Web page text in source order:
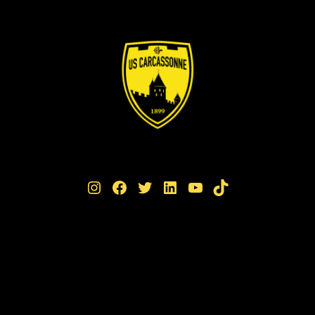
Instagram Facebook Twitter LinkedIn YouTube TikTok